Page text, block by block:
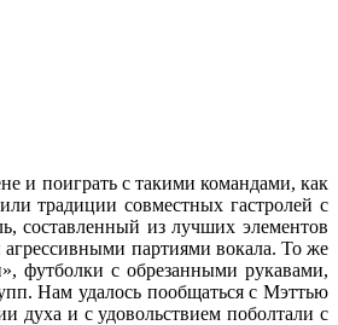
и поиграть с такими командами, как
традиции совместных гастролей с
составленный из лучших элементов
партиями вокала. То же
футболки с обрезанными рукавами,
Нам удалось пообщаться с Мэттью
духа и с удовольствием поболтали с